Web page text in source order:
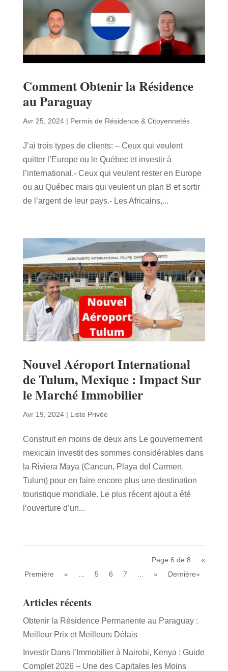
Comment Obtenir la Résidence
au Paraguay
Avr 25, 2024| Permis de Résidence & Citoyennetés
J’ai trois types de clients: – Ceux qui veulent
quitter l’Europe ou le Québec et investir à
l’international.- Ceux qui veulent rester en Europe
ou au Québec mais qui veulent un plan B et sortir
de l’argent de leur pays.- Les Africains,...
Nouvel Aéroport International
de Tulum, Mexique : Impact Sur
le Marché Immobilier
Avr 19, 2024| Liste Privée
Construit en moins de deux ans Le gouvernement
mexicain investit des sommes considérables dans
la Riviera Maya (Cancun, Playa del Carmen,
Tulum) pour en faire encore plus une destination
touristique mondiale. Le plus récent ajout a été
l’ouverture d’un...
Page 6 de 8
«
Première
« 5 6 7 » Dernière»
Articles récents
Obtenir la Résidence Permanente au Paraguay :
Meilleur Prix et Meilleurs Délais
Investir Dans l’Immobilier à Nairobi, Kenya : Guide
Complet 2026 – Une des Capitales les Moins